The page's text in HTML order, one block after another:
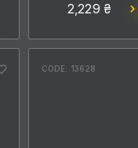
2,229 ₴
CODE: 13628